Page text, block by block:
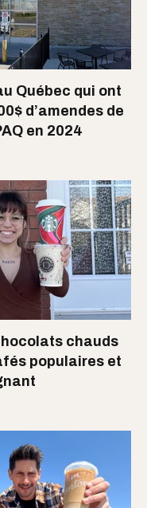
Québec qui ont
d’amendes de
en 2024
chauds
populaires et